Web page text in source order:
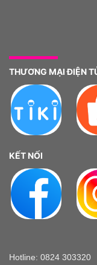
THƯƠNG MẠI ĐIỆN
KẾT NỐI
Hotline: 0824 303320